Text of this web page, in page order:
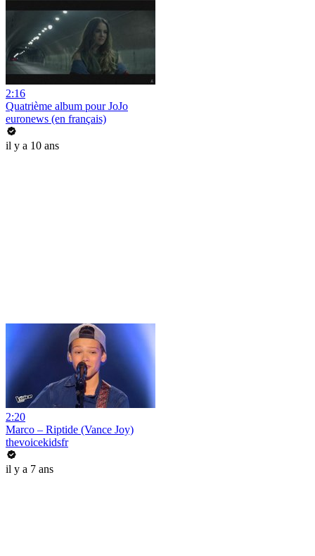
2:16
Quatrième album pour JoJo
euronews (en français)
il y a 10 ans
2:20
Marco – Riptide (Vance Joy)
thevoicekidsfr
il y a 7 ans